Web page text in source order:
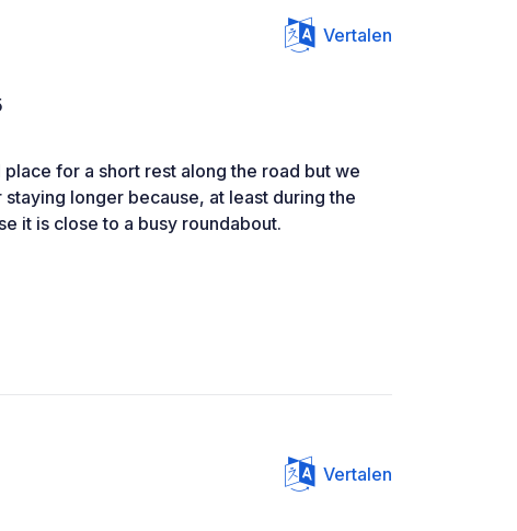
Vertalen
for a short rest along the road but we
longer because, at least during the
it is close to a busy roundabout.
Vertalen